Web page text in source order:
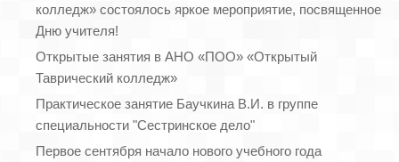
колледж» состоялось яркое мероприятие, посвященное
Дню учителя!
Открытые занятия в АНО «ПОО» «Открытый
Таврический колледж»
Практическое занятие Баучкина В.И. в группе
специальности "Сестринское дело"
Первое сентября начало нового учебного года